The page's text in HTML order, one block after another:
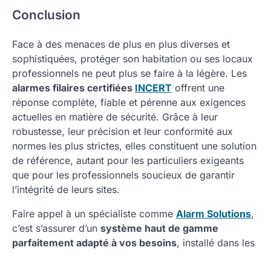
Conclusion
Face à des menaces de plus en plus diverses et
sophistiquées, protéger son habitation ou ses locaux
professionnels ne peut plus se faire à la légère. Les
alarmes filaires certifiées INCERT offrent une
réponse complète, fiable et pérenne aux exigences
actuelles en matière de sécurité. Grâce à leur
robustesse, leur précision et leur conformité aux
normes les plus strictes, elles constituent une solution
de référence, autant pour les particuliers exigeants
que pour les professionnels soucieux de garantir
l’intégrité de leurs sites.
Faire appel à un spécialiste comme Alarm Solutions,
c’est s’assurer d’un système haut de gamme
parfaitement adapté à vos besoins, installé dans les